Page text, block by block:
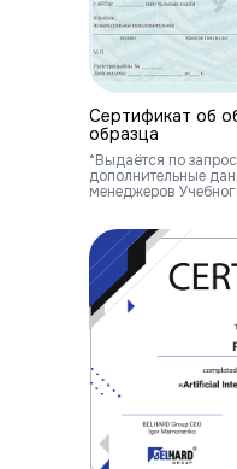
Сертификат об
образца
*Выдаётся по
дополнительные
менеджеров